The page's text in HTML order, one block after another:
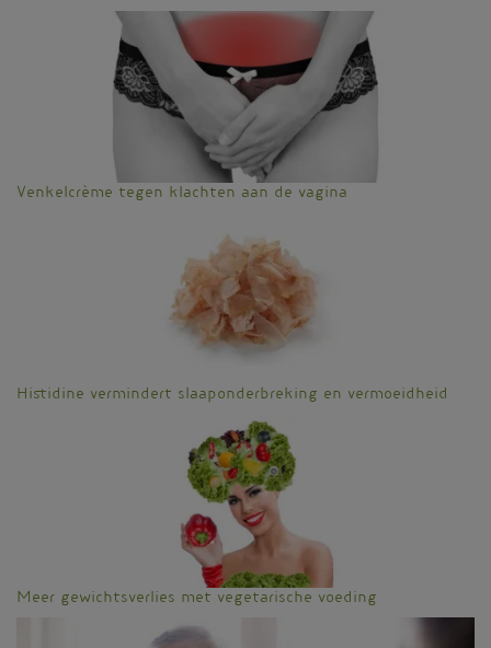
Venkelcrème tegen klachten aan de vagina
Histidine vermindert slaaponderbreking en vermoeidheid
Meer gewichtsverlies met vegetarische voeding